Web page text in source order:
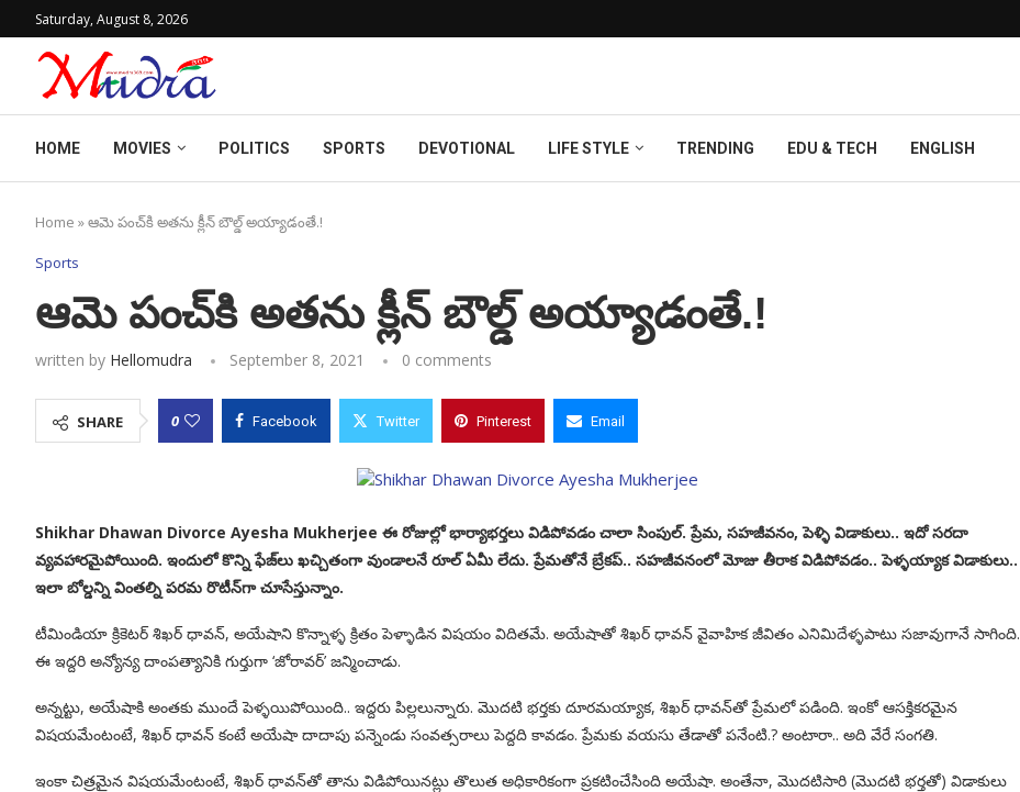
Saturday, August 8, 2026
HOME MOVIES POLITICS SPORTS DEVOTIONAL LIFE STYLE TRENDING EDU & TECH ENGLISH
Home »ఆమె పంచ్‌కి అతను క్లీన్ బౌల్డ్ అయ్యాడంతే.!
Sports
ఆమె పంచ్‌కి అతను క్లీన్ బౌల్డ్ అయ్యాడంతే.!
written by Hellomudra September 8, 2021 0 comments
SHARE 0 Facebook Twitter Pinterest Email
Shikhar Dhawan Divorce Ayesha Mukherjee ఈ రోజుల్లో భార్యాభర్తలు విడిపోవడం చాలా సింపుల్. ప్రేమ, సహజీవనం, పెళ్ళి విడాకులు.. ఇదో సరదా
వ్యవహారమైపోయింది. ఇందులో కొన్ని ఫేజ్‌లు ఖచ్చితంగా వుండాలనే రూల్ ఏమీ లేదు. ప్రేమతోనే బ్రేకప్.. సహజీవనంలో మోజు తీరాక విడిపోవడం.. పెళ్ళయ్యాక విడాకులు..
ఇలా బోల్డన్ని వింతల్ని పరమ రొటీన్‌గా చూసేస్తున్నాం.
టీమిండియా క్రికెటర్ శిఖర్ ధావన్, అయేషాని కొన్నాళ్ళ క్రితం పెళ్ళాడిన విషయం విదితమే. అయేషాతో శిఖర్ ధావన్ వైవాహిక జీవితం ఎనిమిదేళ్ళపాటు సజావుగానే సాగింది.
ఈ ఇద్దరి అన్యోన్య దాంపత్యానికి గుర్తుగా ‘జోరావర్’ జన్మించాడు.
అన్నట్టు, అయేషాకి అంతకు ముందే పెళ్ళయిపోయింది.. ఇద్దరు పిల్లలున్నారు. మొదటి భర్తకు దూరమయ్యాక, శిఖర్ ధావన్‌తో ప్రేమలో పడింది. ఇంకో ఆసక్తికరమైన
విషయమేంటంటే, శిఖర్ ధావన్ కంటే అయేషా దాదాపు పన్నెండు సంవత్సరాలు పెద్దది కావడం. ప్రేమకు వయసు తేడాతో పనేంటి.? అంటారా.. అది వేరే సంగతి.
ఇంకా చిత్రమైన విషయమేంటంటే, శిఖర్ ధావన్‌తో తాను విడిపోయినట్లు తొలుత అధికారికంగా ప్రకటించేసింది అయేషా. అంతేనా, మొదటిసారి (మొదటి భర్తతో) విడాకులు